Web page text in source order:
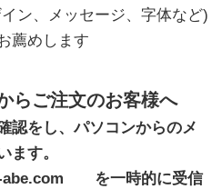
ン、メッセージ、字体など)
薦めします
らご注文のお客様へ
認をし、パソコンからのメ
ます。
abe.com を一時的に受信